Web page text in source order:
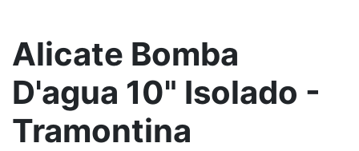
Alicate Bomba
D'agua 10" Isolado -
Tramontina